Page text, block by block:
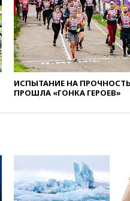
вчера,
вчера,
план
войск из
вчера,
снято
вчера,
ИСПЫТАНИЕ НА
ПРОШЛА «ГОНКА ГЕРОЕВ»